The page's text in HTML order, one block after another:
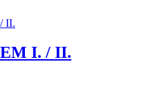
I. / II.